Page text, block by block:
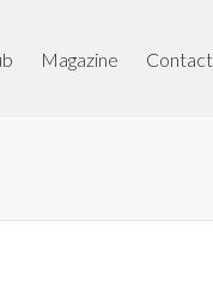
Magazine